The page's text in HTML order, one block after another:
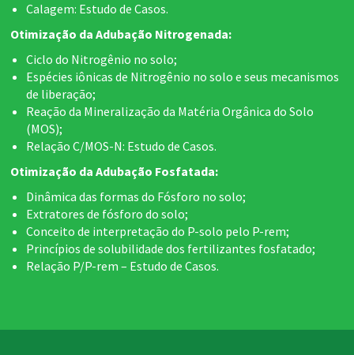
Calagem: Estudo de Casos.
Otimização da Adubação Nitrogenada:
Ciclo do Nitrogênio no solo;
Espécies iônicas de Nitrogênio no solo e seus mecanismos
de liberação;
Reação da Mineralização da Matéria Orgânica do Solo
(MOS);
Relação C/MOS-N: Estudo de Casos.
Otimização da Adubação Fosfatada:
Dinâmica das formas do Fósforo no solo;
Extratores de fósforo do solo;
Conceito de interpretação do P-solo pelo P-rem;
Princípios de solubilidade dos fertilizantes fosfatado;
Relação P/P-rem – Estudo de Casos.